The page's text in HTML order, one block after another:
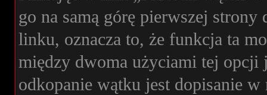
go na samą górę pierwszej
linku, oznacza to, że funkcja ta
między dwoma użyciami tej opcji
odkopanie wątku jest dopisanie